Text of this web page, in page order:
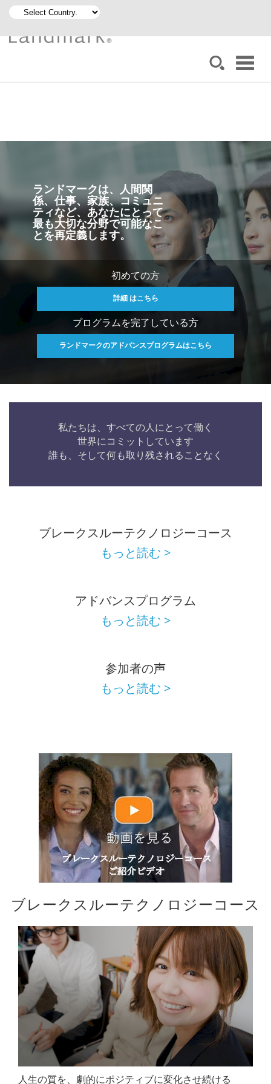
ランドマークは、人間関
係、仕事、家族、コミュニ
ティなど、あなたにとって
最も大切な分野で可能なこ
とを再定義します。
初めての方
詳細 はこちら
プログラムを完了している方
ランドマークのアドバンスプログラムはこちら
私たちは、すべての人にとって働く
世界にコミットしています
誰も、そして何も取り残されることなく
ブレークスルーテクノロジーコース
もっと読む >
アドバンスプログラム
もっと読む >
参加者の声
もっと読む >
ブレークスルーテクノロジーコース
人生の質を、劇的にポジティブに変化させ続ける